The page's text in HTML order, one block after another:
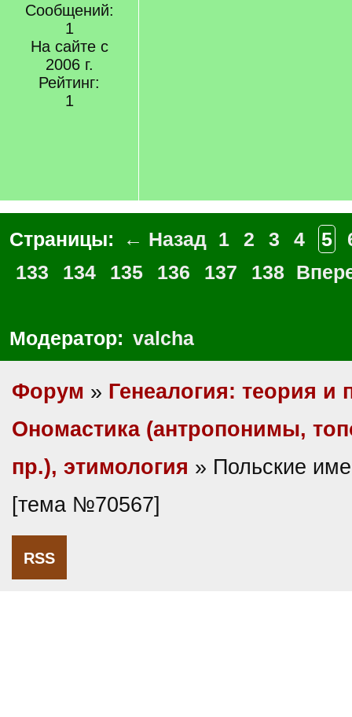
Сообщений:
1
На сайте с
2006 г.
Рейтинг:
1
Страницы: ← Назад 1 2 3 4 5
133
134 135 136 137 138
Модератор: valcha
Форум » Генеалогия: теория и
Ономастика (антропонимы,
пр.), этимология » Польские
[тема №70567]
RSS